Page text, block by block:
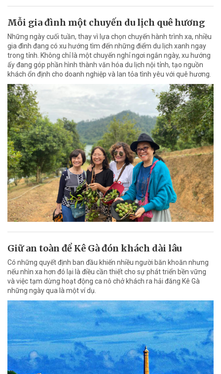
Mỗi gia đình một chuyến du lịch quê hương
Những ngày cuối tuần, thay vì lựa chọn chuyến hành trình xa, nhiều
gia đình đang có xu hướng tìm đến những điểm du lịch xanh ngay
trong tỉnh. Không chỉ là một chuyến nghỉ ngơi ngắn ngày, xu hướng
ấy đang góp phần hình thành văn hóa du lịch nội tỉnh, tạo nguồn
khách ổn định cho doanh nghiệp và lan tỏa tình yêu với quê hương.
Giữ an toàn để Kê Gà đón khách dài lâu
Có những quyết định ban đầu khiến nhiều người băn khoăn nhưng
nếu nhìn xa hơn đó lại là điều cần thiết cho sự phát triển bền vững
và việc tạm dừng hoạt động ca nô chở khách ra hải đăng Kê Gà
những ngày qua là một ví dụ.